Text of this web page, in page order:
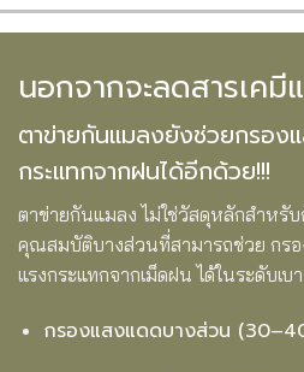
นอกจากจะลดสารเคมี
ตาข่ายกันแมลงยังช่วยกรอง
กระแทกจากฝนได้อีกด้วย!!!
ตาข่ายกันแมลง ไม่ใช่วัสดุหลักสำห
คุณสมบัติบางส่วนที่สามารถช่วย กร
แรงกระแทกจากเม็ดฝน ได้ในระดับเบ
กรองแสงแดดบางส่วน